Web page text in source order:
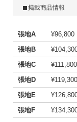
掲載商品情報
張地A
¥96,800
張地B
張地C
¥111,800
張地D
¥119,300
張地E
張地F